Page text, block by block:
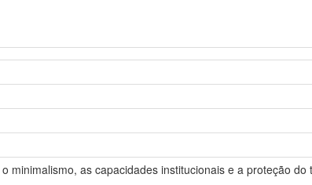
as capacidades institucionais e a proteção do